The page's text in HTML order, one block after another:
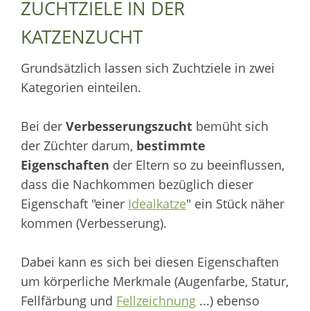
ZUCHTZIELE IN DER
KATZENZUCHT
Grundsätzlich lassen sich Zuchtziele in zwei
Kategorien einteilen.
Bei der Verbesserungszucht bemüht sich
der Züchter darum, bestimmte
Eigenschaften der Eltern so zu beeinflussen,
dass die Nachkommen bezüglich dieser
Eigenschaft "einer Idealkatze" ein Stück näher
kommen (Verbesserung).
Dabei kann es sich bei diesen Eigenschaften
um körperliche Merkmale (Augenfarbe, Statur,
Fellfärbung und Fellzeichnung ...) ebenso